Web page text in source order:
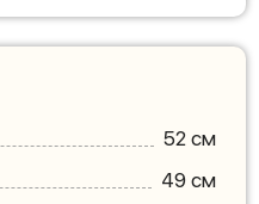
52 см
49 см